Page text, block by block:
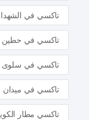
تاكسي في
تاكسي في حطين
تاكسي في سلوى
تاكسي في ميدان
تاكسي مطار